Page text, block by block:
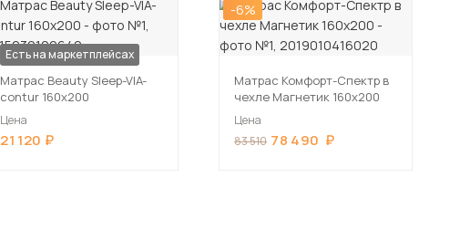
Есть на маркетплейсах
Матрас Beauty Sleep-VIA-
contur 160х200
Цена
21 120
-6%
Матрас Комфорт-Спектр в
чехле Магнетик 160х200
Цена
83 510 78 490